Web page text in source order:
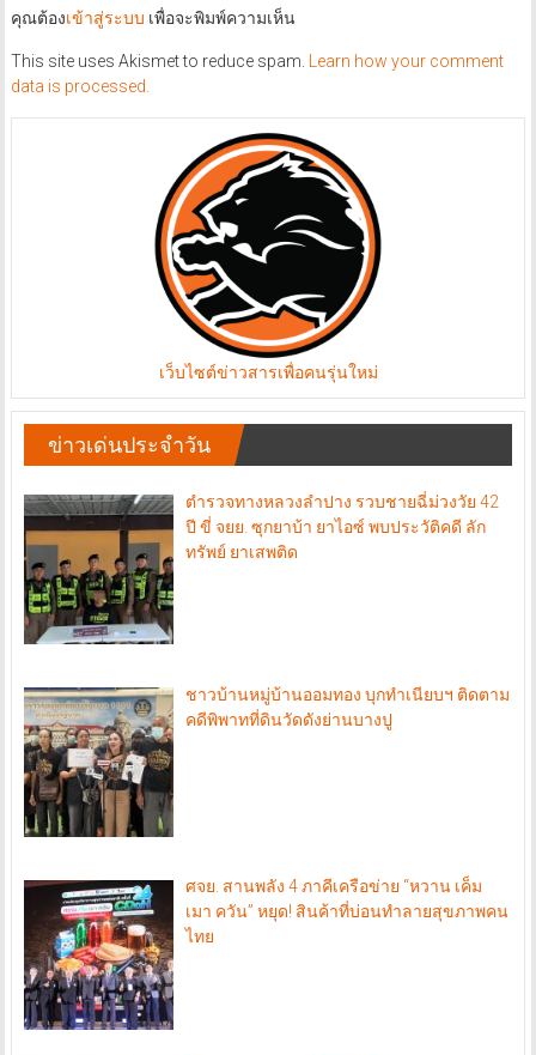
คุณต้องเข้าสู่ระบบ เพื่อจะพิมพ์ความเห็น
This site uses Akismet to reduce spam.
Learn how your comment
data is processed.
เว็บไซต์ข่าวสารเพื่อคนรุ่นใหม่
ข่าวเด่นประจำวัน
ตำรวจทางหลวงลำปาง รวบชายฉี่ม่วงวัย 42
ปี ขี่ จยย. ซุกยาบ้า ยาไอซ์ พบประวัติคดี ลัก
ทรัพย์ ยาเสพติด
ชาวบ้านหมู่บ้านออมทอง บุกทำเนียบฯ ติดตาม
คดีพิพาทที่ดินวัดดังย่านบางปู
ศจย. สานพลัง 4 ภาคีเครือข่าย “หวาน เค็ม
เมา ควัน” หยุด! สินค้าที่บ่อนทำลายสุขภาพคน
ไทย